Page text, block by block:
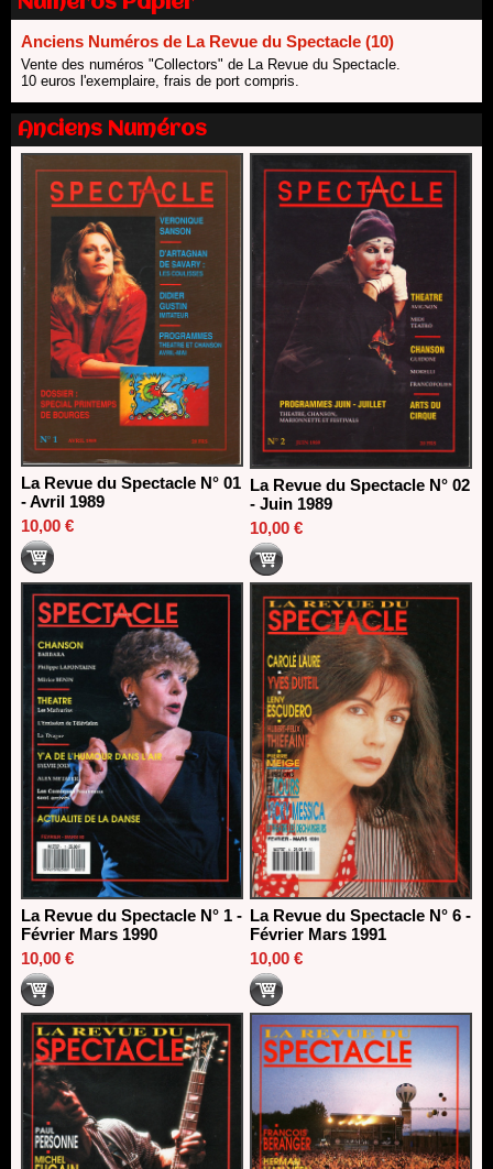
Le palmarès des prix SACD 2026
18/06/2026
Les 10 lauréats du Fonds Grandes Formes Théâtre 2026
13/06/2026
Nomination de Nathalie Garraud et Olivier Saccomano à la
13/06/2026
Dispositif SACD Auteurs d'espaces : les lauréats 2026
18/03/2026
Anciens Numéros de La Revue du Spectacle (10)
Vente des numéros "Collectors" de La Revue du Spectacle.
10 euros l'exemplaire, frais de port compris.
Anciens Numéros
La Revue du Spectacle N° 01
- Avril 1989
10,00 €
La Revue du Spectacle N° 02
- Juin 1989
10,00 €
La Revue du Spectacle N° 1 -
Février Mars 1990
10,00 €
La Revue du Spectacle N° 6 -
Février Mars 1991
10,00 €